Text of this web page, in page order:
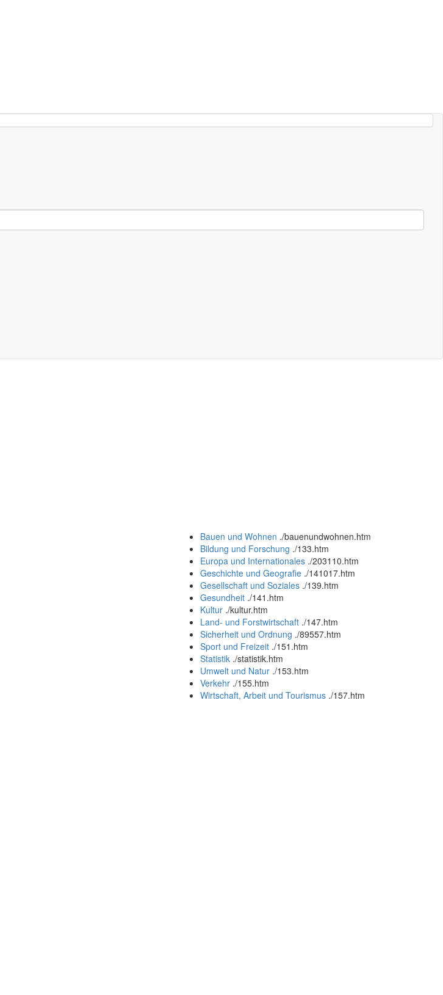
Bauen und Wohnen ./bauenundwohnen.htm
Bildung und Forschung ./133.htm
Europa und Internationales ./203110.htm
Geschichte und Geografie ./141017.htm
Gesellschaft und Soziales ./139.htm
Gesundheit ./141.htm
Kultur ./kultur.htm
Land- und Forstwirtschaft ./147.htm
Sicherheit und Ordnung ./89557.htm
Sport und Freizeit ./151.htm
Statistik ./statistik.htm
Umwelt und Natur ./153.htm
Verkehr ./155.htm
Wirtschaft, Arbeit und Tourismus ./157.htm